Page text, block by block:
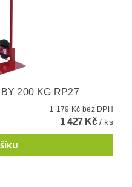
200 KG RP27
1 179 Kč bez DPH
1 427 Kč/ ks